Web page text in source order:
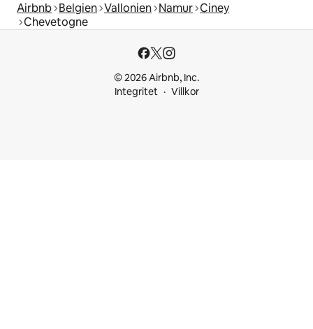
Airbnb Belgien Vallonien Namur Ciney
Chevetogne
© 2026 Airbnb, Inc.
Integritet
Villkor